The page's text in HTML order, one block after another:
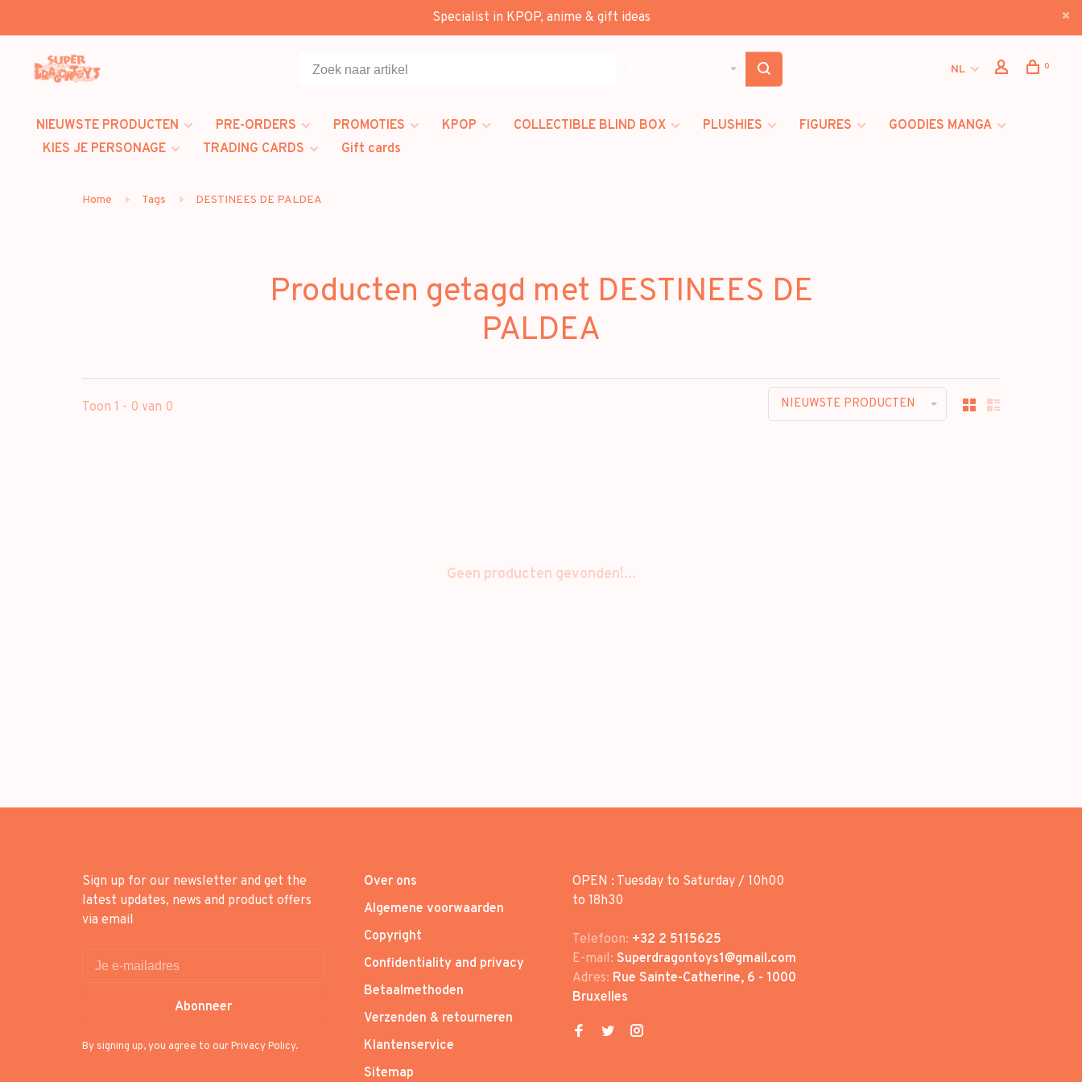
Specialist in KPOP, anime & gift ideas
NL 0
NIEUWSTE PRODUCTEN PRE-ORDERS PROMOTIES KPOP COLLECTIBLE BLIND BOX PLUSHIES FIGURES
GOODIES MANGA
KIES JE PERSONAGE
TRADING CARDS Gift cards
Home Tags DESTINEES DE PALDEA
Producten getagd met DESTINEES DE
PALDEA
Toon 1 - 0 van 0 NIEUWSTE PRODUCTEN
Geen producten gevonden!...
Sign up for our newsletter and get the
latest updates, news and product offers
via email
Abonneer
By signing up, you agree to our Privacy Policy.
Over ons
Algemene voorwaarden
Copyright
Confidentiality and privacy
Betaalmethoden
Verzenden & retourneren
Klantenservice
Sitemap
OPEN : Tuesday to Saturday / 10h00
to 18h30
Telefoon: +32 2 5115625
E-mail: Superdragontoys1@gmail.com
Adres: Rue Sainte-Catherine, 6 - 1000
Bruxelles